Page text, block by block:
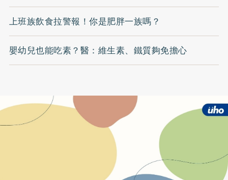
上班族飲食拉警報！你是肥胖一族嗎？
嬰幼兒也能吃素？醫：維生素、鐵質夠免擔心